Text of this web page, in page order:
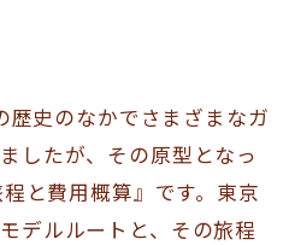
歴史のなかでさまざまなガ
したが、その原型となっ
と費用概算』です。東京
デルルートと、その旅程